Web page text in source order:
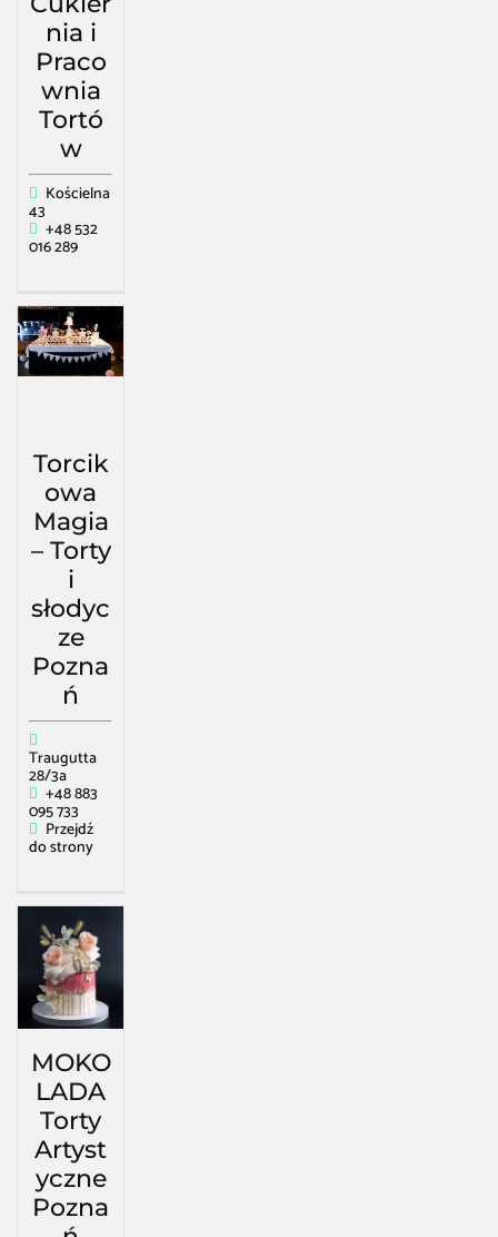
nia i
Praco
wnia
Tortó
w
Kościelna
43
+48 532
016 289
Torcik
owa
Magia
– Torty
i
słodyc
ze
Pozna
ń
Traugutta
28/3a
+48 883
095 733
Przejdź
do strony
MOKO
LADA
Torty
Artyst
yczne
Pozna